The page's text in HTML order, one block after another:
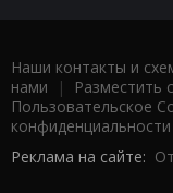
Наши контакты и
нами | Разместить
Пользовательское
Реклама на сайте: